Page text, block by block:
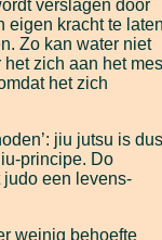
verslagen door
eigen kracht te
Zo kan water niet
zich aan het mes
het zich
jiu jutsu is dus
principe. Do
judo een levens-
weinig behoefte